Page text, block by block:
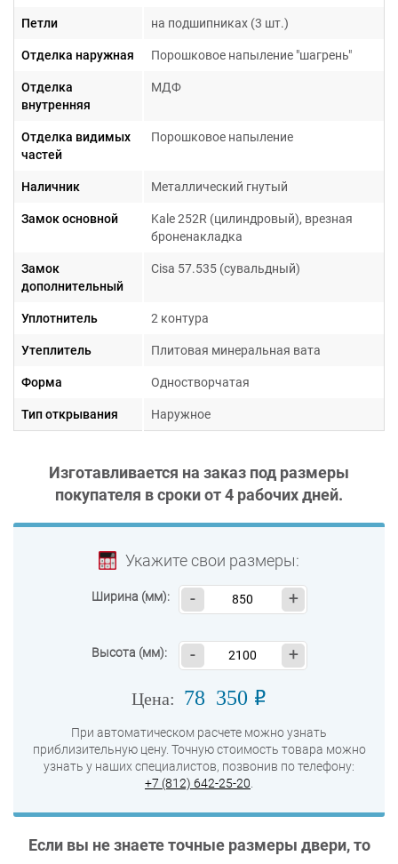
Образцы рисунков на дверях с МДФ (всего их более 200
Гарантия 1 год
Петли на подшипниках (3 шт.)
Отделка наружная Порошковое напыление "шагрень"
Отделка
внутренняя
МДФ
Отделка видимых
частей
Порошковое напыление
Наличник Металлический гнутый
Замок основной
Kale 252R (цилиндровый), врезная
броненакладка
Замок
дополнительный
Cisa 57.535 (сувальдный)
Уплотнитель 2 контура
Утеплитель Плитовая минеральная вата
Форма Одностворчатая
Тип открывания Наружное
Изготавливается на заказ под размеры
покупателя в сроки от4 рабочих дней.
Укажите свои размеры:
Ширина (мм): - +
Высота (мм): - +
Цена: 78 350 o
При автоматическом расчете можно узнать
приблизительную цену. Точную стоимость товара можно
узнать у наших специалистов, позвонив по телефону:
+7 (812) 642-25-20.
Если вы не знаете точные размеры двери, то